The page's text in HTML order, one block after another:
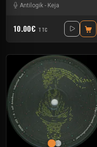
Antilogik - Keja
10.00€ TTC